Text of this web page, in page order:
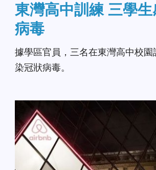
東灣高中訓練 三學
病毒
據學區官員，三名在東灣高中校
染冠狀病毒。